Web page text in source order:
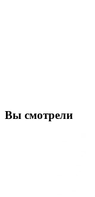
Вы смотрели